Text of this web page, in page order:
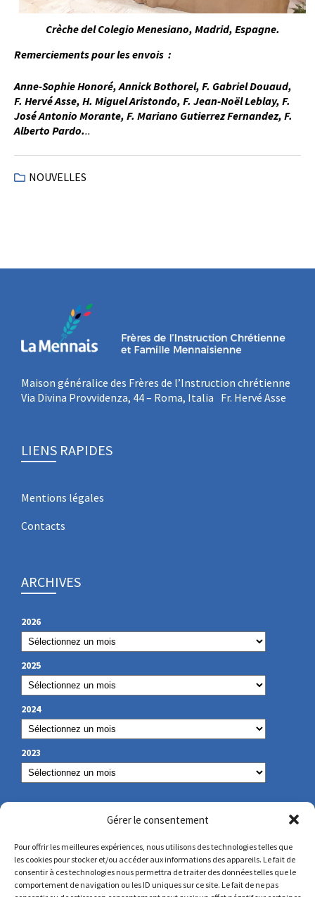
Gérer le consentement
Pour offrir les meilleures expériences, nous utilisons des technologies telles que
les cookies pour stocker et/ou accéder aux informations des appareils. Le fait de
consentir à ces technologies nous permettra de traiter des données telles que le
comportement de navigation ou les ID uniques sur ce site. Le fait de ne pas
Crèche del Colegio Menesiano, Madrid, Espagne.
Remerciements pour les envois :
Anne-Sophie Honoré, Annick Bothorel, F. Gabriel Douaud,
F. Hervé Asse, H. Miguel Aristondo, F. Jean-Noël Leblay, F.
José Antonio Morante, F. Mariano Gutierrez Fernandez, F.
Alberto Pardo...
NOUVELLES
Maison généralice des Frères de l’Instruction chrétienne
Via Divina Provvidenza, 44 – Roma, Italia Fr. Hervé Asse
LIENS RAPIDES
Mentions légales
Contacts
ARCHIVES
2026
2025
2024
2023
NOS COORDONNÉES
secretariat@lamennais.org